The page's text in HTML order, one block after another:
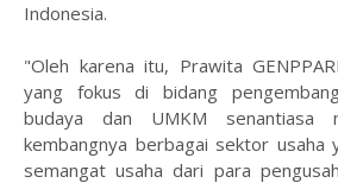
Indonesia.
"Oleh karena itu, Prawita
yang fokus di bidang
budaya dan UMKM senantiasa
kembangnya berbagai sektor usaha
semangat usaha dari para